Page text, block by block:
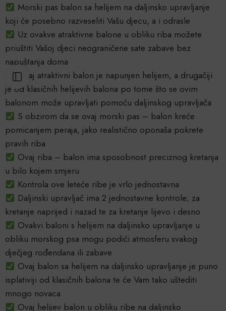
Morski pas balon sa helijem na daljinsko upravljanje
koji će posebno razveseliti Vašu djecu, a i odrasle
Uz ovakve atraktivne balone u obliku riba možete
priuštiti Vašoj djeci neograničene sate zabave bez
napuštanja doma
Ovaj atraktivni balon je napunjen helijem, a drugačiji
je od klasičnih helijevih balona po tome što se ovim
balonom može upravljati pomoću daljinskog upravljača
S obzirom da se ovaj morski pas – balon kreće
pomicanjem peraja, jako realistično oponaša pokrete
pravih riba
Ovaj riba – balon ima sposobnost preciznog kretanja
u bilo kojem smjeru
Kontrola ove leteće ribe je vrlo jednostavna
Daljinski upravljač ima 2 jednostavne kontrole; za
kretanje naprijed i nazad te za kretanje lijevo i desno
Ovakvi baloni s helijem na daljinsko upravljanje u
obliku morskog psa mogu podići atmosferu svakog
dječjeg rođendana ili zabave
Ovaj balon sa helijem na daljinsko upravljanje je puno
isplativiji od klasičnih balona te će Vam tako uštediti
mnogo novaca
Ovaj helijev balon u obliku ribe na daljinsko